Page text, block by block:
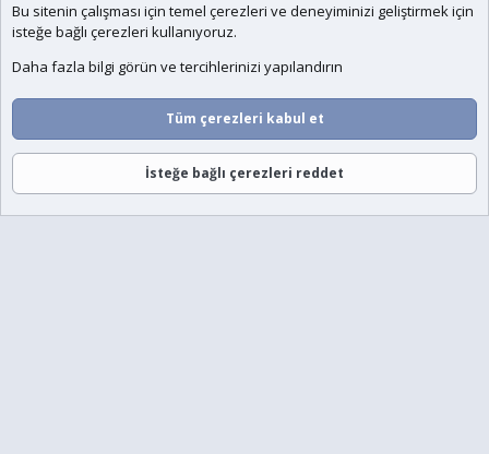
Bu sitenin çalışması için temel çerezleri ve deneyiminizi geliştirmek için
isteğe bağlı çerezleri kullanıyoruz.
Daha fazla bilgi görün ve tercihlerinizi yapılandırın
Tüm çerezleri kabul et
İsteğe bağlı çerezleri reddet